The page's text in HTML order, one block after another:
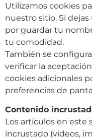
Utilizamos cookies
nuestro sitio. Si
por guardar tu
tu comodidad.
También se
verificar la
cookies adicionales
preferencias de
Contenido
Los artículos en
incrustado (videos,